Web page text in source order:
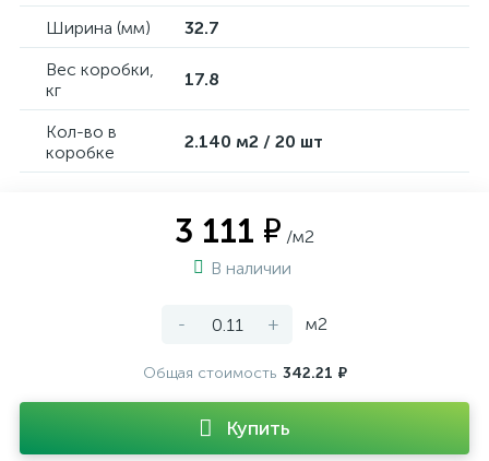
Ширина (мм)
32.7
Вес коробки,
кг
17.8
Кол-во в
коробке
2.140 м2 / 20 шт
3 111 ₽ /м2
В наличии
- + м2
Общая стоимость 342.21 ₽
Купить